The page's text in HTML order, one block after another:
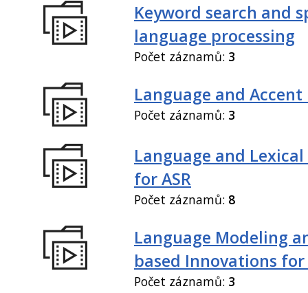
Keyword search and
language processing
Počet záznamů: 3
Language and
Počet záznamů: 3
Language and
for ASR
Počet záznamů: 8
Language Modeling
based Innovations for
Počet záznamů: 3